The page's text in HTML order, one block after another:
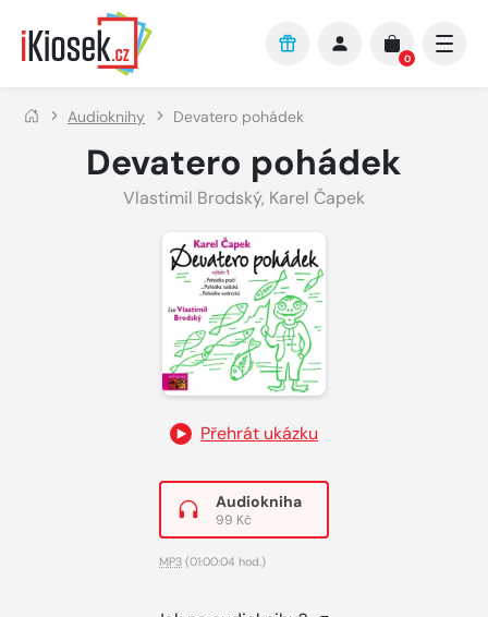
Přejít na hlavní obsah
0
Audioknihy Devatero pohádek
Devatero pohádek
Vlastimil Brodský, Karel Čapek
Přehrát ukázku
Audiokniha
99 Kč
MP3 (01:00:04 hod.)